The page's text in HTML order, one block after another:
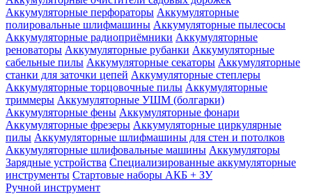
Аккумуляторные перфораторы Аккумуляторные
полировальные шлифмашины Аккумуляторные пылесосы
Аккумуляторные радиоприёмники Аккумуляторные
реноваторы Аккумуляторные рубанки Аккумуляторные
сабельные пилы Аккумуляторные секаторы Аккумуляторные
станки для заточки цепей Аккумуляторные степлеры
Аккумуляторные торцовочные пилы Аккумуляторные
триммеры Аккумуляторные УШМ (болгарки)
Аккумуляторные фены Аккумуляторные фонари
Аккумуляторные фрезеры Аккумуляторные циркулярные
пилы Аккумуляторные шлифмашины для стен и потолков
Аккумуляторные шлифовальные машины Аккумуляторы
Зарядные устройства Специализированные аккумуляторные
инструменты Стартовые наборы АКБ + ЗУ
Ручной инструмент